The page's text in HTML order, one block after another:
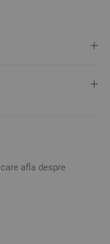
afla despre